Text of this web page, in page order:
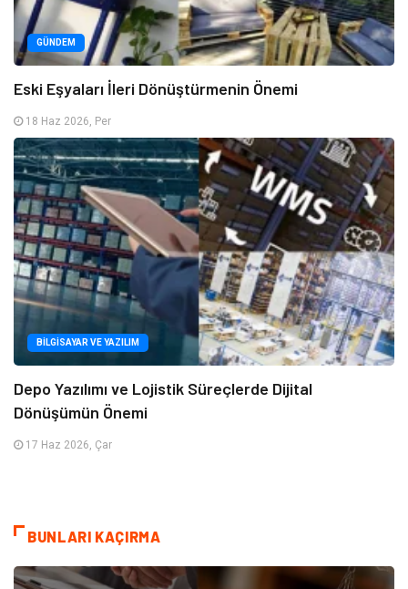
GÜNDEM
Eski Eşyaları İleri Dönüştürmenin Önemi
18 Haz 2026, Per
BILGISAYAR VE YAZILIM
Depo Yazılımı ve Lojistik Süreçlerde Dijital
Dönüşümün Önemi
17 Haz 2026, Çar
BUNLARI KAÇIRMA